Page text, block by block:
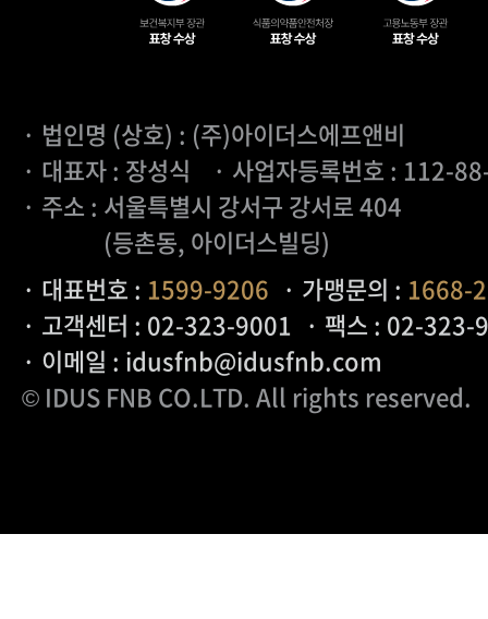
· 법인명 (상호) : (주)아이더스에프앤비
· 대표자 : 장성식
· 사업자등록번호 : 112-
· 주소 : 서울특별시 강서구 강서로 404
(등촌동, 아이더스빌딩)
· 대표번호 : 1599-9206 · 가맹문의 : 1668-
· 고객센터 : 02-323-9001 · 팩스 : 02-323-
· 이메일 : idusfnb@idusfnb.com
© IDUS FNB CO.LTD. All rights reserved.